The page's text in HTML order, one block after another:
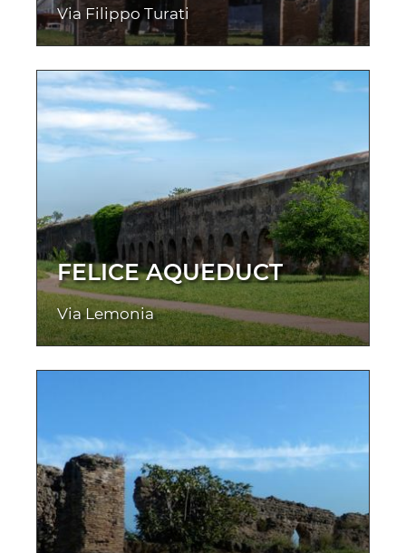
Via Filippo Turati
FELICE AQUEDUCT
Via Lemonia